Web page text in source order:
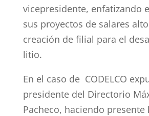
vicepresidente, enfatizando
sus proyectos de salares
creación de filial para el
litio.
En el caso de CODELCO
presidente del Directorio
Pacheco, haciendo presente